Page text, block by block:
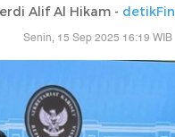
Alif Al Hikam -
Senin, 15 Sep 2025 16:19 WIB